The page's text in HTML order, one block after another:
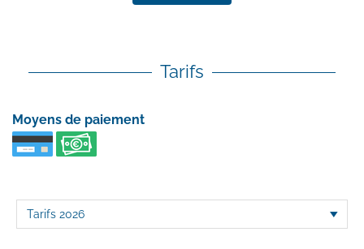
Tarifs
Moyens de paiement